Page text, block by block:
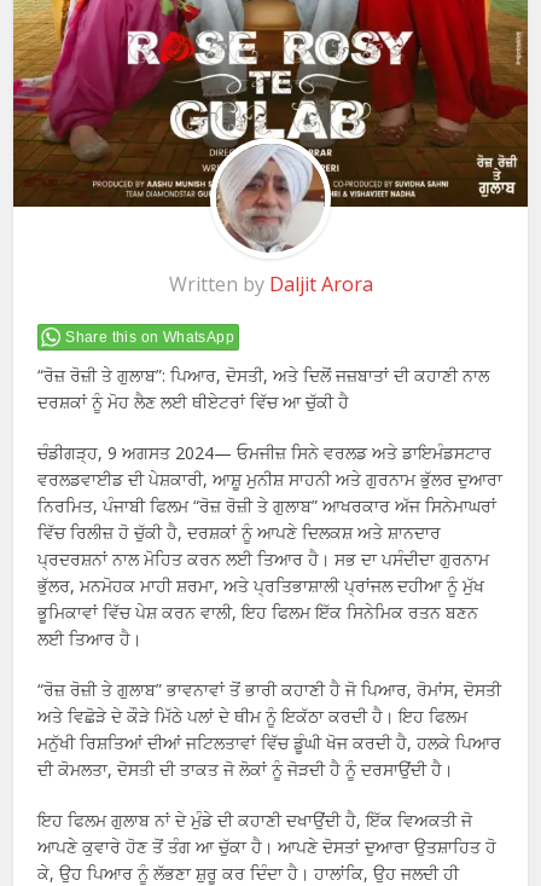
Written by Daljit Arora
Share this on WhatsApp
“ਰੋਜ਼ ਰੋਜ਼ੀ ਤੇ ਗੁਲਾਬ”: ਪਿਆਰ, ਦੋਸਤੀ, ਅਤੇ ਦਿਲੋਂ ਜਜ਼ਬਾਤਾਂ ਦੀ ਕਹਾਣੀ ਨਾਲ
ਦਰਸ਼ਕਾਂ ਨੂੰ ਮੋਹ ਲੈਣ ਲਈ ਥੀਏਟਰਾਂ ਵਿੱਚ ਆ ਚੁੱਕੀ ਹੈ
ਚੰਡੀਗੜ੍ਹ, 9 ਅਗਸਤ 2024— ਓਮਜੀਜ਼ ਸਿਨੇ ਵਰਲਡ ਅਤੇ ਡਾਇਮੰਡਸਟਾਰ
ਵਰਲਡਵਾਈਡ ਦੀ ਪੇਸ਼ਕਾਰੀ, ਆਸ਼ੂ ਮੁਨੀਸ਼ ਸਾਹਨੀ ਅਤੇ ਗੁਰਨਾਮ ਭੁੱਲਰ ਦੁਆਰਾ
ਨਿਰਮਿਤ, ਪੰਜਾਬੀ ਫਿਲਮ “ਰੋਜ਼ ਰੋਜ਼ੀ ਤੇ ਗੁਲਾਬ” ਆਖਰਕਾਰ ਅੱਜ ਸਿਨੇਮਾਘਰਾਂ
ਵਿੱਚ ਰਿਲੀਜ਼ ਹੋ ਚੁੱਕੀ ਹੈ, ਦਰਸ਼ਕਾਂ ਨੂੰ ਆਪਣੇ ਦਿਲਕਸ਼ ਅਤੇ ਸ਼ਾਨਦਾਰ
ਪ੍ਰਦਰਸ਼ਨਾਂ ਨਾਲ ਮੋਹਿਤ ਕਰਨ ਲਈ ਤਿਆਰ ਹੈ। ਸਭ ਦਾ ਪਸੰਦੀਦਾ ਗੁਰਨਾਮ
ਭੁੱਲਰ, ਮਨਮੋਹਕ ਮਾਹੀ ਸ਼ਰਮਾ, ਅਤੇ ਪ੍ਰਤਿਭਾਸ਼ਾਲੀ ਪ੍ਰਾਂਜਲ ਦਹੀਆ ਨੂੰ ਮੁੱਖ
ਭੂਮਿਕਾਵਾਂ ਵਿੱਚ ਪੇਸ਼ ਕਰਨ ਵਾਲੀ, ਇਹ ਫਿਲਮ ਇੱਕ ਸਿਨੇਮਿਕ ਰਤਨ ਬਣਨ
ਲਈ ਤਿਆਰ ਹੈ।
“ਰੋਜ਼ ਰੋਜ਼ੀ ਤੇ ਗੁਲਾਬ” ਭਾਵਨਾਵਾਂ ਤੋਂ ਭਾਰੀ ਕਹਾਣੀ ਹੈ ਜੋ ਪਿਆਰ, ਰੋਮਾਂਸ, ਦੋਸਤੀ
ਅਤੇ ਵਿਛੋੜੇ ਦੇ ਕੌੜੇ ਮਿੱਠੇ ਪਲਾਂ ਦੇ ਥੀਮ ਨੂੰ ਇਕੱਠਾ ਕਰਦੀ ਹੈ। ਇਹ ਫਿਲਮ
ਮਨੁੱਖੀ ਰਿਸ਼ਤਿਆਂ ਦੀਆਂ ਜਟਿਲਤਾਵਾਂ ਵਿੱਚ ਡੂੰਘੀ ਖੋਜ ਕਰਦੀ ਹੈ, ਹਲਕੇ ਪਿਆਰ
ਦੀ ਕੋਮਲਤਾ, ਦੋਸਤੀ ਦੀ ਤਾਕਤ ਜੋ ਲੋਕਾਂ ਨੂੰ ਜੋੜਦੀ ਹੈ ਨੂੰ ਦਰਸਾਉਂਦੀ ਹੈ।
ਇਹ ਫਿਲਮ ਗੁਲਾਬ ਨਾਂ ਦੇ ਮੁੰਡੇ ਦੀ ਕਹਾਣੀ ਦਖਾਉਂਦੀ ਹੈ, ਇੱਕ ਵਿਅਕਤੀ ਜੋ
ਆਪਣੇ ਕੁਵਾਰੇ ਹੋਣ ਤੋਂ ਤੰਗ ਆ ਚੁੱਕਾ ਹੈ। ਆਪਣੇ ਦੋਸਤਾਂ ਦੁਆਰਾ ਉਤਸ਼ਾਹਿਤ ਹੋ
ਕੇ, ਉਹ ਪਿਆਰ ਨੂੰ ਲੱਭਣਾ ਸ਼ੁਰੂ ਕਰ ਦਿੰਦਾ ਹੈ। ਹਾਲਾਂਕਿ, ਉਹ ਜਲਦੀ ਹੀ